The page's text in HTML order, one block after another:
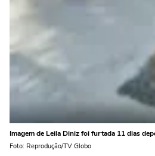
Imagem de Leila Diniz foi furtada 11 dias
Foto: Reprodução/TV Globo